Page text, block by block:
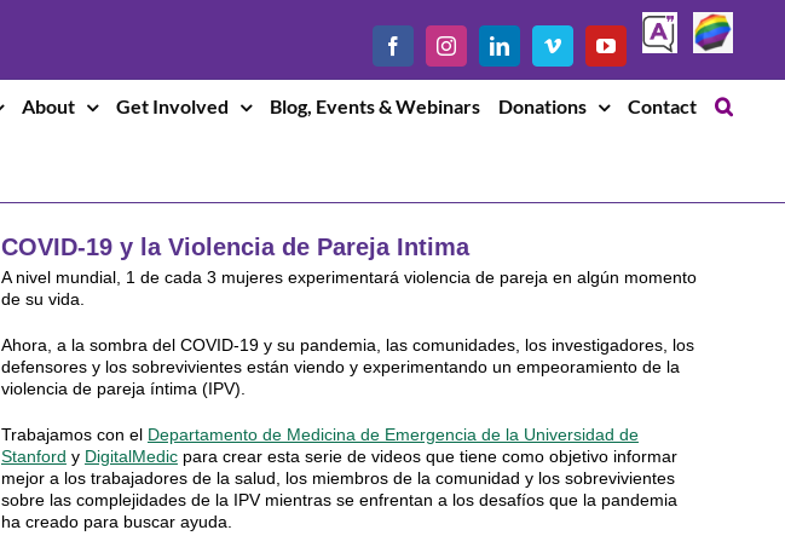
FacebookInstagramLinkedInVimeoYouTube
Safe
Chat
About Get Involved Blog, Events & Webinars Donations Contact
COVID-19 y la Violencia de Pareja Intima
A nivel mundial, 1 de cada 3 mujeres experimentará violencia de pareja en algún momento
de su vida.
Ahora, a la sombra del COVID-19 y su pandemia, las comunidades, los investigadores, los
defensores y los sobrevivientes están viendo y experimentando un empeoramiento de la
violencia de pareja íntima (IPV).
Trabajamos con el Departamento de Medicina de Emergencia de la Universidad de
Stanford y DigitalMedicpara crear esta serie de videos que tiene como objetivo informar
mejor a los trabajadores de la salud, los miembros de la comunidad y los sobrevivientes
sobre las complejidades de la IPV mientras se enfrentan a los desafíos que la pandemia
ha creado para buscar ayuda.